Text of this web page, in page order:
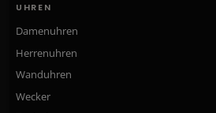
UHREN
Damenuhren
Herrenuhren
Wanduhren
Wecker